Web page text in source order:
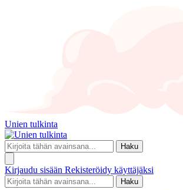
Unien tulkinta
Haku
Kirjaudu sisään Rekisteröidy käyttäjäksi
Haku